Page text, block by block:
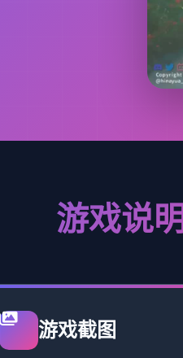
游戏说明
游戏截图